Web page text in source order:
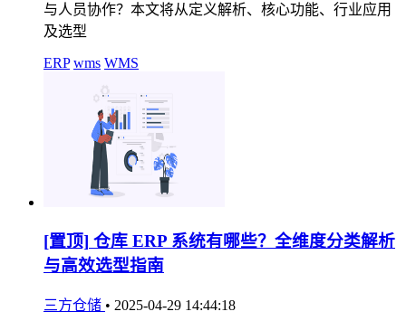
与人员协作？本文将从定义解析、核心功能、行业应用
及选型
ERP wms WMS
[置顶] 仓库 ERP 系统有哪些？全维度分类解析
与高效选型指南
三方仓储 • 2025-04-29 14:44:18